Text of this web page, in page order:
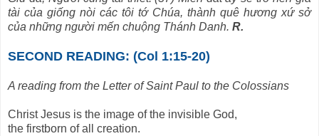
tài của giống nòi các tôi tớ Chúa, thành quê hương xứ sở
của những người mến chuộng Thánh Danh. R.
SECOND READING: (Col 1:15-20)
A reading from the Letter of Saint Paul to the Colossians
Christ Jesus is the image of the invisible God,
the firstborn of all creation.